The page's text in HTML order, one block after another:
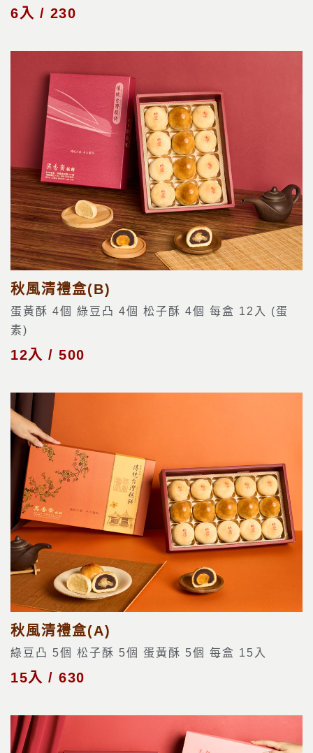
6入 / 230
秋風清禮盒(B)
蛋黃酥 4個 綠豆凸 4個 松子酥 4個 每盒 12入 (蛋
素)
12入 / 500
秋風清禮盒(A)
綠豆凸 5個 松子酥 5個 蛋黃酥 5個 每盒 15入
15入 / 630